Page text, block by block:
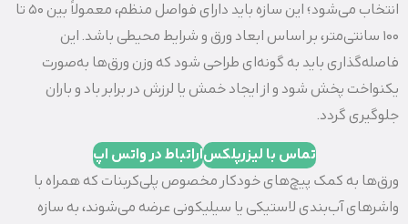
انتخاب می‌شود؛ این سازه باید دارای فواصل منظم، معمولاً بین 50 تا
100 سانتی‌متر، بر اساس ابعاد ورق و شرایط محیطی باشد. این
فاصله‌گذاری باید به گونه‌ای طراحی شود که وزن ورق‌ها به‌صورت
یکنواخت پخش شود و از ایجاد خمش یا لرزش در برابر باد و باران
جلوگیری گردد.
تماس با لیزرپلکساراتباط در واتس اپ
ورق‌ها به کمک پیچ‌های خودکار مخصوص پلی‌کربنات که همراه با
واشرهای آب‌بندی لاستیکی یا سیلیکونی عرضه می‌شوند، به سازه